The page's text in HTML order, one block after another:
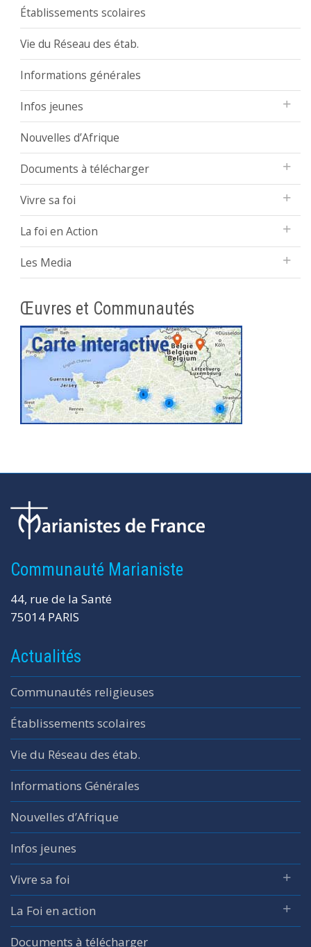
Établissements scolaires
Vie du Réseau des étab.
Informations générales
Infos jeunes
Nouvelles d’Afrique
Documents à télécharger
Vivre sa foi
La foi en Action
Les Media
Œuvres et Communautés
Communauté Marianiste
44, rue de la Santé
75014 PARIS
Actualités
Communautés religieuses
Établissements scolaires
Vie du Réseau des étab.
Informations Générales
Nouvelles d’Afrique
Infos jeunes
Vivre sa foi
La Foi en action
Documents à télécharger